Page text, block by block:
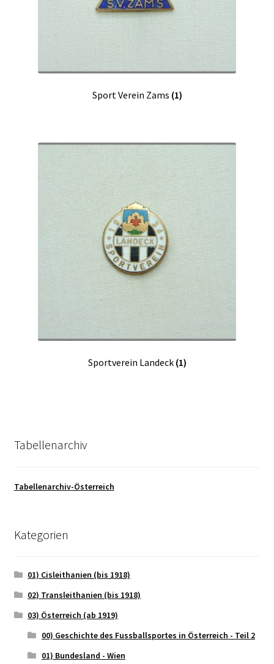
Sport Verein Zams (1)
Sportverein Landeck (1)
Tabellenarchiv
Tabellenarchiv-Österreich
Kategorien
01) Cisleithanien (bis 1918)
02) Transleithanien (bis 1918)
03) Österreich (ab 1919)
00) Geschichte des Fussballsportes in Österreich - Teil 2
01) Bundesland - Wien